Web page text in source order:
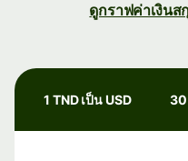
ดูกราฟค่าเงินส
1 TND เป็น USD 30